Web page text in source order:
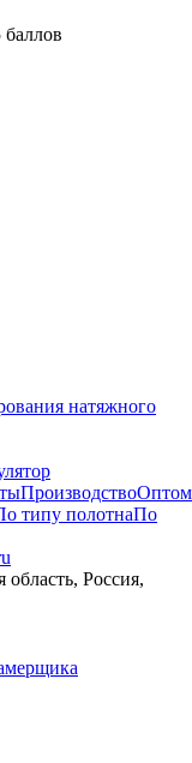
натяжного
ПроизводствоОптом
типу полотнаПо
Россия,